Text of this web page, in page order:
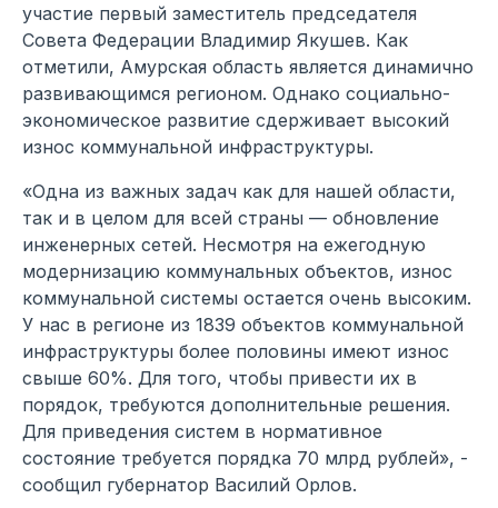
участие первый заместитель председателя
Совета Федерации Владимир Якушев. Как
отметили, Амурская область является динамично
развивающимся регионом. Однако социально-
экономическое развитие сдерживает высокий
износ коммунальной инфраструктуры.
«Одна из важных задач как для нашей области,
так и в целом для всей страны — обновление
инженерных сетей. Несмотря на ежегодную
модернизацию коммунальных объектов, износ
коммунальной системы остается очень высоким.
У нас в регионе из 1839 объектов коммунальной
инфраструктуры более половины имеют износ
свыше 60%. Для того, чтобы привести их в
порядок, требуются дополнительные решения.
Для приведения систем в нормативное
состояние требуется порядка 70 млрд рублей», -
сообщил губернатор Василий Орлов.